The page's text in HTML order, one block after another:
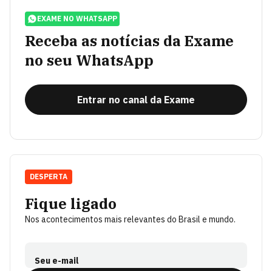
EXAME NO WHATSAPP
Receba as notícias da Exame
no seu WhatsApp
Entrar no canal da Exame
Fique ligado
Nos acontecimentos mais relevantes do Brasil e mundo.
Seu e-mail
DESPERTA